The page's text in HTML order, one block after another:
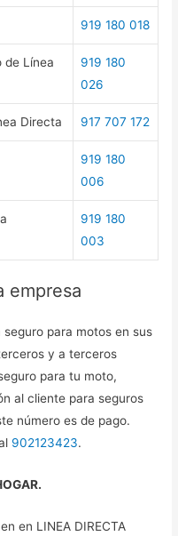
919 180 018
de Línea
919 180
026
Directa 917 707 172
919 180
006
919 180
003
empresa
seguro para motos en sus
y a terceros
para tu moto,
al cliente para seguros
número es de pago.
902123423.
en LINEA DIRECTA